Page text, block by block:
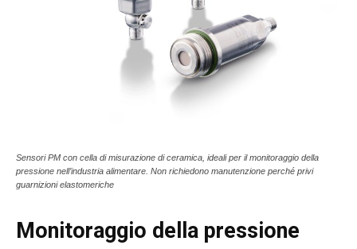
Sensori PM con cella di misurazione di ceramica, ideali per il monitoraggio della
pressione nell’industria alimentare. Non richiedono manutenzione perché privi
guarnizioni elastomeriche
Monitoraggio della pressione